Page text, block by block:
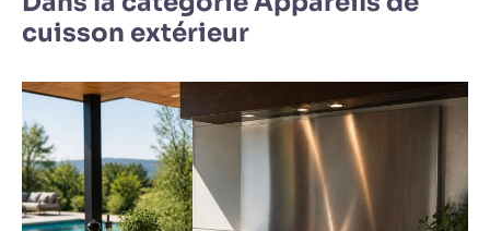
cuisson extérieur